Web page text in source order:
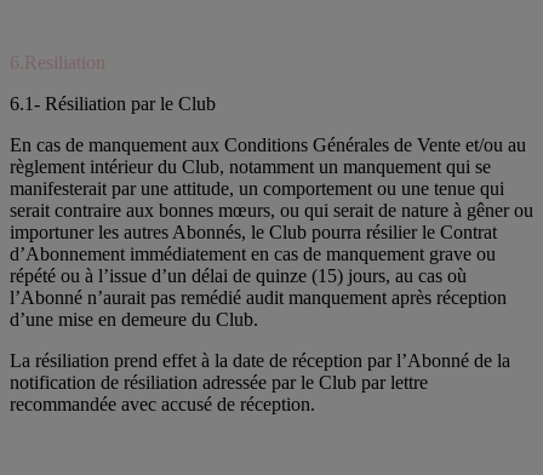
6.Resiliation
6.1- Résiliation par le Club
En cas de manquement aux Conditions Générales de Vente et/ou au
règlement intérieur du Club, notamment un manquement qui se
manifesterait par une attitude, un comportement ou une tenue qui
serait contraire aux bonnes mœurs, ou qui serait de nature à gêner ou
importuner les autres Abonnés, le Club pourra résilier le Contrat
d’Abonnement immédiatement en cas de manquement grave ou
répété ou à l’issue d’un délai de quinze (15) jours, au cas où
l’Abonné n’aurait pas remédié audit manquement après réception
d’une mise en demeure du Club.
La résiliation prend effet à la date de réception par l’Abonné de la
notification de résiliation adressée par le Club par lettre
recommandée avec accusé de réception.